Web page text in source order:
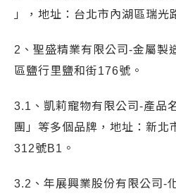
」，地址：台北市內湖區瑞光
2、聖盛精業有限公司-金屬製
區鹽行里鹽和街176號。
3.1、凱莉寵物有限公司-產品
團」等多個品牌，地址：新北
312號B1。
3.2、年展興業股份有限公司-